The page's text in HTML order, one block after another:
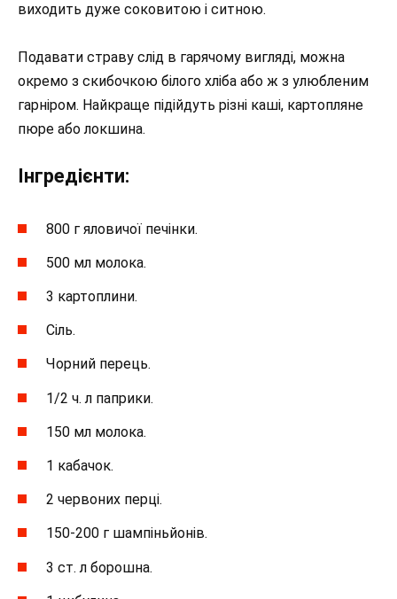
виходить дуже соковитою і ситною.
Подавати страву слід в гарячому вигляді, можна
окремо з скибочкою білого хліба або ж з улюбленим
гарніром. Найкраще підійдуть різні каші, картопляне
пюре або локшина.
Інгредієнти:
800 г яловичої печінки.
500 мл молока.
3 картоплини.
Сіль.
Чорний перець.
1/2 ч. л паприки.
150 мл молока.
1 кабачок.
2 червоних перці.
150-200 г шампіньйонів.
3 ст. л борошна.